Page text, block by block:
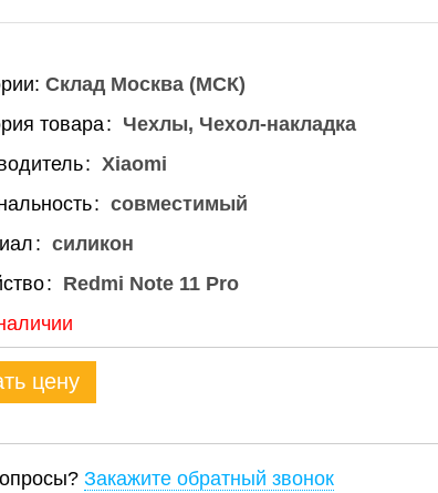
Склад Москва (МСК)
товара
Чехлы, Чехол-накладка
Xiaomi
совместимый
силикон
Redmi Note 11 Pro
цену
Закажите обратный звонок